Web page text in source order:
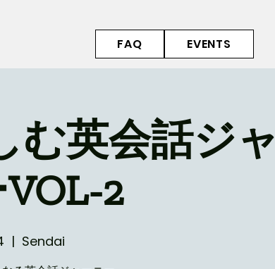
FAQ EVENTS
む英会話ジャ
2
  |
Sendai